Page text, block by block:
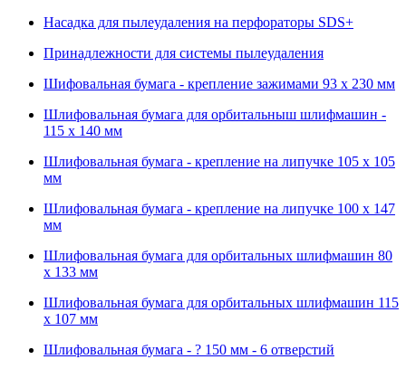
Насадка для пылеудаления на перфораторы SDS+
Принадлежности для системы пылеудаления
Шифовальная бумага - крепление зажимами 93 х 230 мм
Шлифовальная бумага для орбитальныш шлифмашин -
115 х 140 мм
Шлифовальная бумага - крепление на липучке 105 х 105
мм
Шлифовальная бумага - крепление на липучке 100 х 147
мм
Шлифовальная бумага для орбитальных шлифмашин 80
х 133 мм
Шлифовальная бумага для орбитальных шлифмашин 115
х 107 мм
Шлифовальная бумага - ? 150 мм - 6 отверстий